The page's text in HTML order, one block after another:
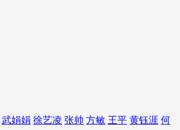
武娟娟 徐艺凌 张帅 方敏 王平 黄钰涯 何